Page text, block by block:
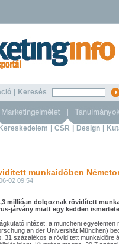
Keresés
Kereskedelem CSR Design
munkaidőben
02 09:54
millióan dolgoznak rövidített
járvány miatt egy kedden
intézet, a müncheni egyetemen
an der Universität München)
31 százalékos a rövidített munkaidőre